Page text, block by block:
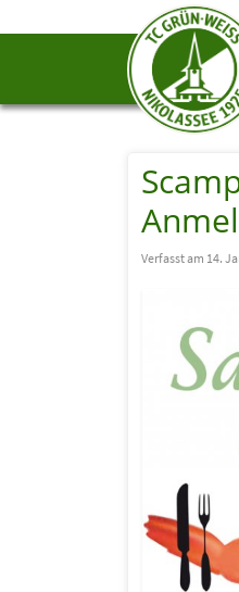
Verfasst am 14.